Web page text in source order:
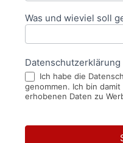
Was und wieviel soll
Datenschutzerklärung
Ich habe die
genommen. Ich bin
erhobenen Daten zu